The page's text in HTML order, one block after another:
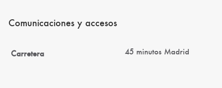
Comunicaciones y accesos
Carretera 45 minutos Madrid